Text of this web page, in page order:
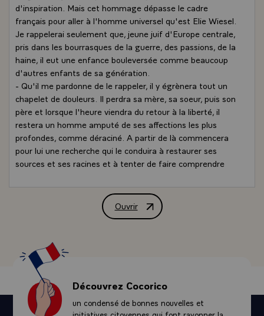
d'inspiration. Mais cet hommage dépasse le cadre
français pour aller à l'homme universel qu'est Elie Wiesel.
Je rappelerai seulement que, jeune juif d'Europe centrale,
pris dans les bourrasques de la guerre, des passions, de la
haine, il eut une enfance bouleversée comme beaucoup
d'autres enfants de sa génération.
- Qu'il me pardonne de le rappeler, il y égrènera tout un
chapelet de douleurs. Il perdra sa mère, sa soeur, puis son
père et lorsque l'heure viendra du retour à la liberté, il
restera un homme amputé de ses affections les plus
profondes, comme déraciné. A partir de là commencera
pour lui une recherche qui le conduira à restaurer ses
sources et ses racines et à tenter de faire comprendre
témoignage et de transmettre la mémoire. Elie Wiesel
plus qu'aucun autre aujourd'hui, se sera illustré dans
- Ensuite ce sera la France, les Etats-Unis d'Amérique.
Journaliste d'abord, écrivain, professeur, il gardera
finalement ces trois qualités, il les cumulera. Et
s'exprimant en langue française, il recevra toutes les
distinctions que ses confrères écrivains voudront lui
décerner, non sans avoir marqué son passage aux Etats-
Ouvrir
Allocution de M. François Mitterrand,
Découvrez Cocorico
un condensé de bonnes nouvelles et